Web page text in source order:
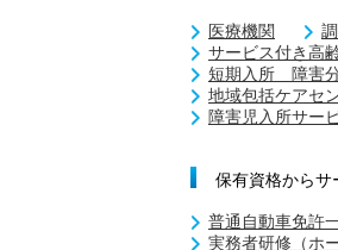
医療機関
サービス付き高
短期入所 障害
地域包括ケアセ
障害児入所サー
保有資格からサ
普通自動車免許
実務者研修（ホ